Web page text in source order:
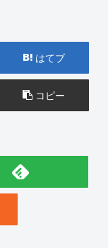
はてブ
コピー